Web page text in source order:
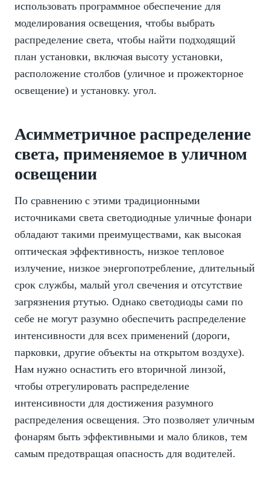
использовать программное обеспечение для
моделирования освещения, чтобы выбрать
распределение света, чтобы найти подходящий
план установки, включая высоту установки,
расположение столбов (уличное и прожекторное
освещение) и установку. угол.
Асимметричное распределение
света, применяемое в уличном
освещении
По сравнению с этими традиционными
источниками света светодиодные уличные фонари
обладают такими преимуществами, как высокая
оптическая эффективность, низкое тепловое
излучение, низкое энергопотребление, длительный
срок службы, малый угол свечения и отсутствие
загрязнения ртутью. Однако светодиоды сами по
себе не могут разумно обеспечить распределение
интенсивности для всех применений (дороги,
парковки, другие объекты на открытом воздухе).
Нам нужно оснастить его вторичной линзой,
чтобы отрегулировать распределение
интенсивности для достижения разумного
распределения освещения. Это позволяет уличным
фонарям быть эффективными и мало бликов, тем
самым предотвращая опасность для водителей.